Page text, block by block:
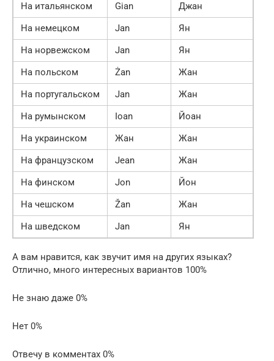
На итальянском
Gian
Джан
На немецком
Jan
Ян
На норвежском
Jan
Ян
На польском
Żan
Жан
На португальском
Jan
Жан
На румынском
Ioan
Йоан
На украинском
Жан
Жан
На французском
Jean
Жан
На финском
Jon
Йон
На чешском
Žan
Жан
На шведском
Jan Ян
А вам нравится, как звучит имя на других языках?
Отлично, много интересных вариантов 100%
Не знаю даже 0%
Нет 0%
Отвечу в комментах 0%